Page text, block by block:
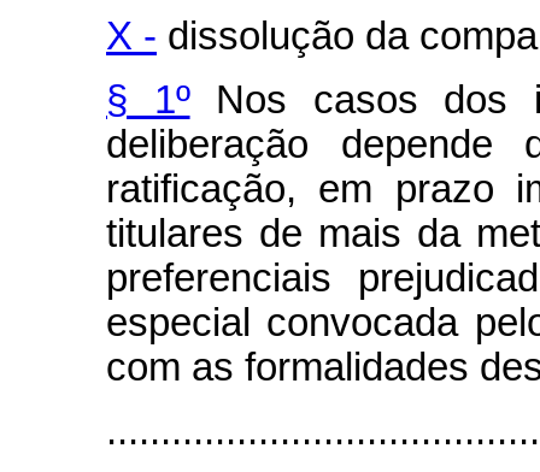
X - dissolução da
§ 1ºNos casos dos
deliberação
ratificação, em prazo
titulares de mais da
preferenciais
especial convocada
com as formalidades